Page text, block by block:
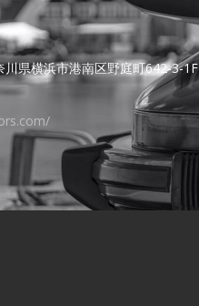
県横浜市港南区野庭町642-3-1F